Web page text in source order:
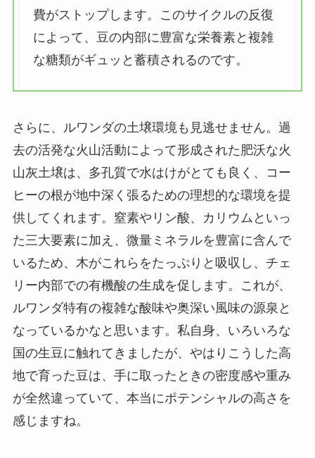
費がストップします。このサイクルの反復
によって、豆の内部に豊富な栄養素と複雑
な糖類がギュッと蓄積されるのです。
さらに、ルワンダの土壌環境も見逃せません。過
去の活発な火山活動によって形成された肥沃な火
山灰土壌は、多孔質で水はけがとても良く、コー
ヒーの根が地中深く張るための理想的な環境を提
供してくれます。窒素やリン酸、カリウムといっ
た三大要素に加え、微量ミネラルを豊富に含んで
いるため、木がこれらをたっぷりと吸収し、チェ
リー内部での有機酸の生成を促します。これが、
ルワンダ特有の複雑な酸味や奥深い風味の源泉と
なっているかなと思います。私自身、いろいろな
国の生豆に触れてきましたが、やはりこうした高
地で育った豆は、手に取ったときの密度感や重み
が全然違っていて、本当にポテンシャルの高さを
感じますね。